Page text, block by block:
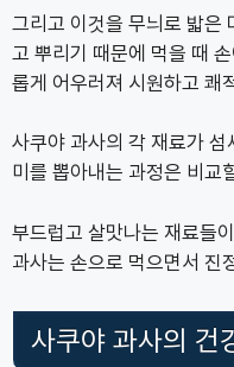
그리고 이것을 무늬로 밟은
고 뿌리기 때문에 먹을 때
롭게 어우러져 시원하고 쾌
사쿠야 과사의 각 재료가
미를 뽑아내는 과정은 비교
부드럽고 살맛나는 재료들
과사는 손으로 먹으면서 진
사쿠야 과사의 건